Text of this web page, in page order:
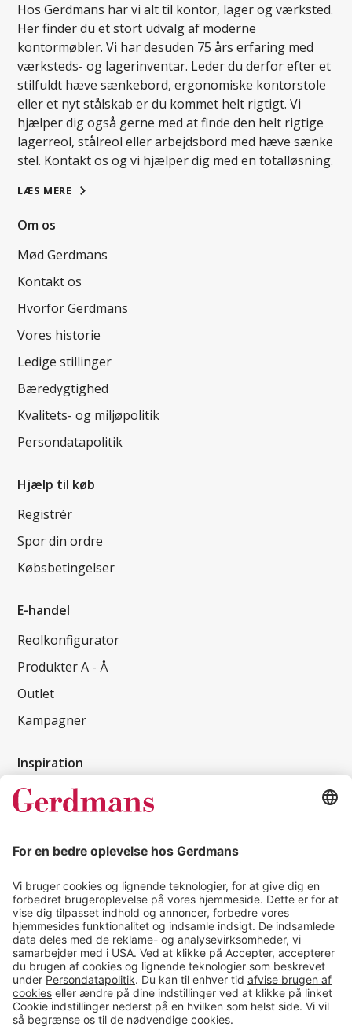
Hos Gerdmans har vi alt til kontor, lager og værksted.
Her finder du et stort udvalg af moderne
kontormøbler. Vi har desuden 75 års erfaring med
værksteds- og lagerinventar. Leder du derfor efter et
stilfuldt hæve sænkebord, ergonomiske kontorstole
eller et nyt stålskab er du kommet helt rigtigt. Vi
hjælper dig også gerne med at finde den helt rigtige
lagerreol, stålreol eller arbejdsbord med hæve sænke
stel. Kontakt os og vi hjælper dig med en totalløsning.
LÆS MERE
Om os
Mød Gerdmans
Kontakt os
Hvorfor Gerdmans
Vores historie
Ledige stillinger
Bæredygtighed
Kvalitets- og miljøpolitik
Persondatapolitik
Hjælp til køb
Registrér
Spor din ordre
Købsbetingelser
E-handel
Reolkonfigurator
Produkter A - Å
Outlet
Kampagner
Inspiration
Kundereferencer
Tips & guides
Kontakt
salg@gerdmans.dk
49 18 07 07
Salgsafdeling åbningstider
08.00-16.00